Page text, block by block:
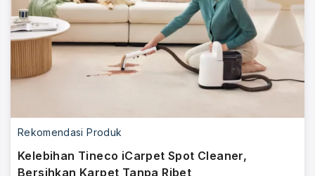
Rekomendasi Produk
Kelebihan Tineco iCarpet Spot Cleaner,
Bersihkan Karpet Tanpa Ribet